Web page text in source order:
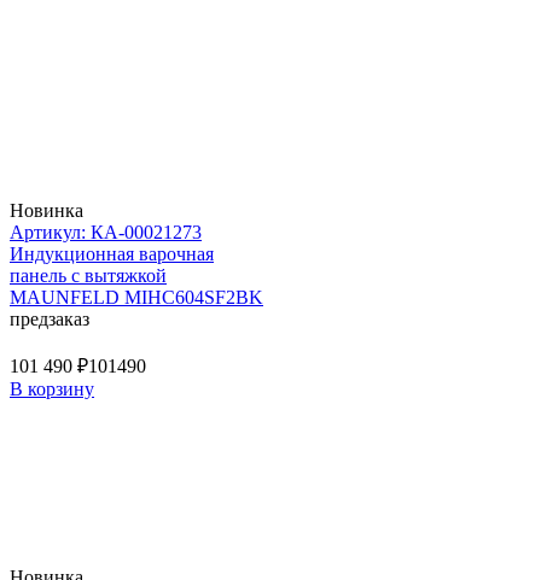
Новинка
Артикул: КА-00021273
Индукционная варочная
панель с вытяжкой
MAUNFELD MIHC604SF2BK
предзаказ
101 490 ₽101490
В корзину